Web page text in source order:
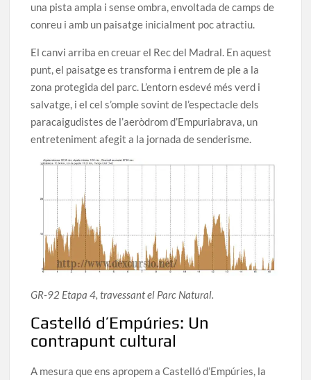
una pista ampla i sense ombra, envoltada de camps de
conreu i amb un paisatge inicialment poc atractiu.
El canvi arriba en creuar el Rec del Madral. En aquest
punt, el paisatge es transforma i entrem de ple a la
zona protegida del parc. L’entorn esdevé més verd i
salvatge, i el cel s’omple sovint de l’espectacle dels
paracaigudistes de l’aeròdrom d’Empuriabrava, un
entreteniment afegit a la jornada de senderisme.
GR-92 Etapa 4, travessant el Parc Natural.
Castelló d’Empúries: Un
contrapunt cultural
A mesura que ens apropem a Castelló d’Empúries, la